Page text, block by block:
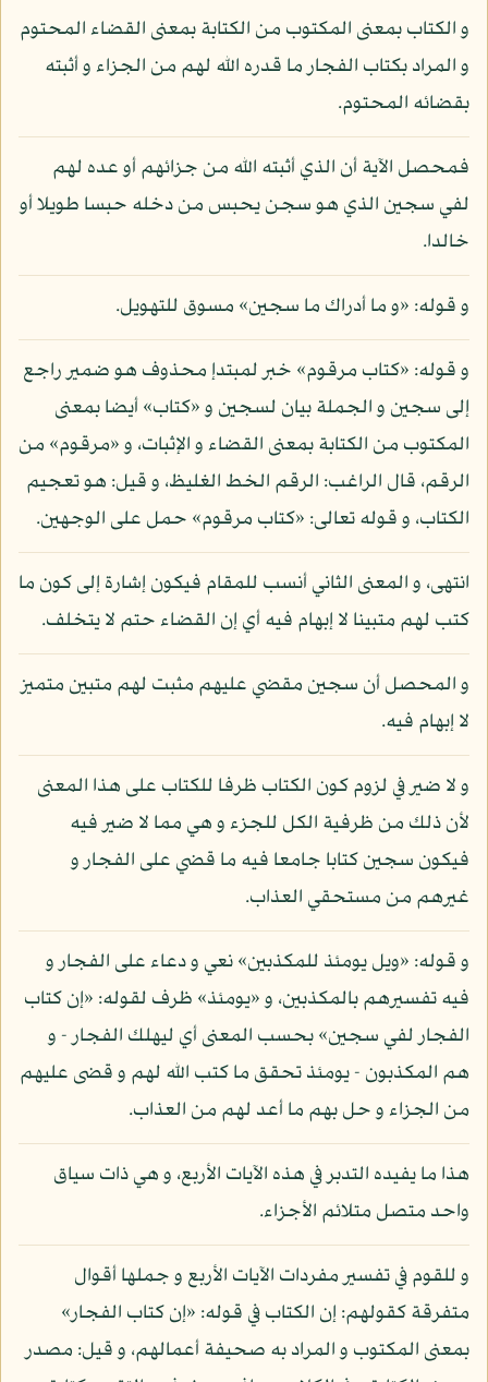
و الكتاب بمعنى المكتوب من الكتابة بمعنى القضاء المحتوم
و المراد بكتاب الفجار ما قدره الله لهم من الجزاء و أثبته
بقضائه المحتوم.
فمحصل الآية أن الذي أثبته الله من جزائهم أو عده لهم
لفي سجين الذي هو سجن يحبس من دخله حبسا طويلا أو
خالدا.
و قوله: «و ما أدراك ما سجين» مسوق للتهويل.
و قوله: «كتاب مرقوم» خبر لمبتدإ محذوف هو ضمير راجع
إلى سجين و الجملة بيان لسجين و «كتاب» أيضا بمعنى
المكتوب من الكتابة بمعنى القضاء و الإثبات، و «مرقوم» من
الرقم، قال الراغب: الرقم الخط الغليظ، و قيل: هو تعجيم
الكتاب، و قوله تعالى: «كتاب مرقوم» حمل على الوجهين.
انتهى، و المعنى الثاني أنسب للمقام فيكون إشارة إلى كون ما
كتب لهم متبينا لا إبهام فيه أي إن القضاء حتم لا يتخلف.
و المحصل أن سجين مقضي عليهم مثبت لهم متبين متميز
لا إبهام فيه.
و لا ضير في لزوم كون الكتاب ظرفا للكتاب على هذا المعنى
لأن ذلك من ظرفية الكل للجزء و هي مما لا ضير فيه
فيكون سجين كتابا جامعا فيه ما قضي على الفجار و
غيرهم من مستحقي العذاب.
و قوله: «ويل يومئذ للمكذبين» نعي و دعاء على الفجار و
فيه تفسيرهم بالمكذبين، و «يومئذ» ظرف لقوله: «إن كتاب
الفجار لفي سجين» بحسب المعنى أي ليهلك الفجار - و
هم المكذبون - يومئذ تحقق ما كتب الله لهم و قضى عليهم
من الجزاء و حل بهم ما أعد لهم من العذاب.
هذا ما يفيده التدبر في هذه الآيات الأربع، و هي ذات سياق
واحد متصل متلائم الأجزاء.
و للقوم في تفسير مفردات الآيات الأربع و جملها أقوال
متفرقة كقولهم: إن الكتاب في قوله: «إن كتاب الفجار»
بمعنى المكتوب و المراد به صحيفة أعمالهم، و قيل: مصدر